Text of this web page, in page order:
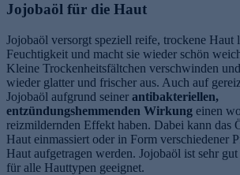
Jojobaöl für die Haut
Jojobaöl versorgt speziell reife, trockene Haut
Feuchtigkeit und macht sie wieder schön
Kleine Trockenheitsfältchen verschwinden
wieder glatter und frischer aus. Auch auf
Jojobaöl aufgrund seiner antibakteriellen,
entzündungshemmenden Wirkung einen
reizmildernden Effekt haben. Dabei kann das
Haut einmassiert oder in Form verschiedener
Haut aufgetragen werden. Jojobaöl ist sehr
für alle Hauttypen geeignet.